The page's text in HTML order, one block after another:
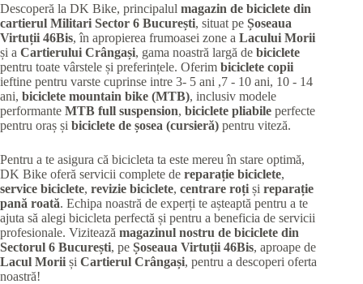
Descoperă la DK Bike, principalul magazin de biciclete din
cartierul Militari Sector 6 București, situat pe Șoseaua
Virtuții 46Bis, în apropierea frumoasei zone a Lacului Morii
și a Cartierului Crângași, gama noastră largă de biciclete
pentru toate vârstele și preferințele. Oferim biciclete copii
ieftine pentru varste cuprinse intre 3- 5 ani ,7 - 10 ani, 10 - 14
ani, biciclete mountain bike (MTB), inclusiv modele
performante MTB full suspension, biciclete pliabile perfecte
pentru oraș și biciclete de șosea (cursieră) pentru viteză.
Pentru a te asigura că bicicleta ta este mereu în stare optimă,
DK Bike oferă servicii complete de reparație biciclete,
service biciclete, revizie biciclete, centrare roți și reparație
pană roată. Echipa noastră de experți te așteaptă pentru a te
ajuta să alegi bicicleta perfectă și pentru a beneficia de servicii
profesionale. Vizitează magazinul nostru de biciclete din
Sectorul 6 București, pe Șoseaua Virtuții 46Bis, aproape de
Lacul Morii și Cartierul Crângași, pentru a descoperi oferta
noastră!